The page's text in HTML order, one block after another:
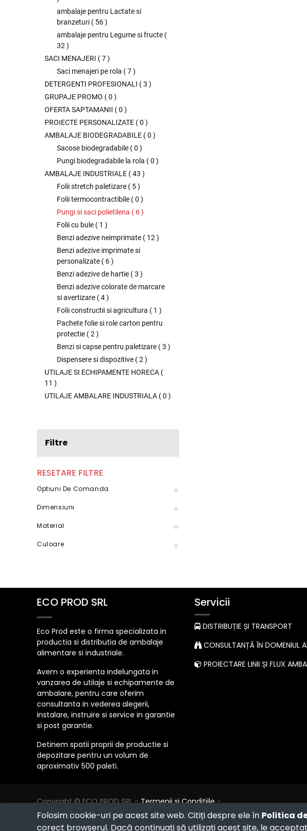
ambalaje pentru Lactate si
branzeturi ( 56)
ambalaje pentru Legume si fructe (
32 )
SACI MENAJERI (7)
Saci menajeri pe rola (7)
DETERGENTI PROFESIONALI (3 )
GRUPAJE PROMO (0 )
OFERTA SAPTAMANII (0 )
PROIECTE PERSONALIZATE (0 )
AMBALAJE BIODEGRADABILE (0 )
Sacose biodegradabile (0 )
Pungi biodegradabile la rola (0 )
AMBALAJE INDUSTRIALE (43 )
Folii stretch paletizare ( 5)
Folii termocontractibile (0 )
Pungi si saci polietilena ( 6)
Folii cu bule ( 1 )
Benzi adezive neimprimate ( 12 )
Benzi adezive imprimate si
personalizate ( 6)
Benzi adezive de hartie (3 )
Benzi adezive colorate de marcare
si avertizare (4)
Folii constructii si agricultura ( 1 )
Pachete folie si role carton pentru
protectie (2 )
Benzi si capse pentru paletizare (3 )
Dispensere si dispozitive (2 )
UTILAJE SI ECHIPAMENTE HORECA (
11 )
UTILAJE AMBALARE INDUSTRIALA (0 )
Filtre
RESETARE FILTRE
Optiuni De Comanda
Dimensiuni
Material
Culoare
Folosim cookie-uri pe acest site web. Citiți despre ele în Politica
corect browserul. Dacă continuați să utilizați acest site, le
ECO PROD SRL
Eco Prod este o firma specializata in
productia si distributia de ambalaje
alimentare si industriale.
Avem o experienta indelungata in
vanzarea de utilaje si echipamente de
ambalare, pentru care oferim
consultanta in vederea alegerii,
instalare, instruire si service in garantie
si post garantie.
Detinem spatii proprii de productie si
depozitare pentru un volum de
aproximativ 500 paleti.
Servicii
DISTRIBUȚIE ȘI TRANSPORT
CONSULTANȚĂ ÎN DOMENIUL
PROIECTARE LINII ȘI FLUX
Copyright © ECO PROD SRL -Termenii si Conditiile -
Politica de Confidențialitate -Consultanță juridică -
Politica de retur
Cum cumpăr?